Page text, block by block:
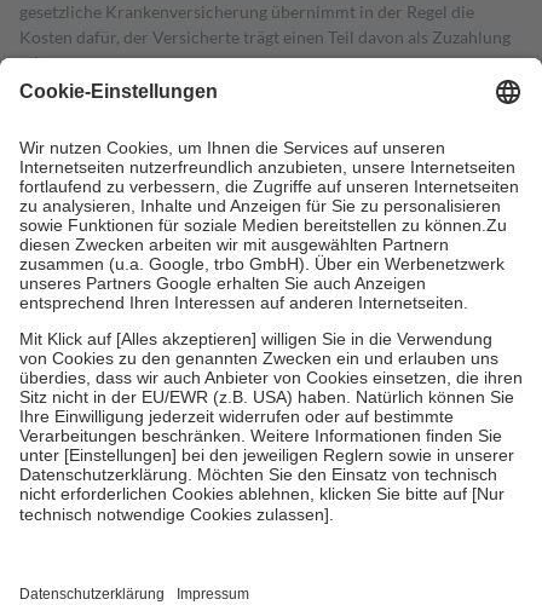
gesetzliche Krankenversicherung übernimmt in der Regel die
Kosten dafür, der Versicherte trägt einen Teil davon als Zuzahlung
mit.
Grundsätzlich leisten Mitglieder Zuzahlungen in Höhe von zehn
höchstens zehn Euro.
Es sind jedoch nie mehr als die tatsächlichen
Kosten der Leistung zu entrichten.
Diese Regeln gelten grundsätzlich auch für Online-Apotheken.
Bei Heilmitteln und häuslicher Krankenpflege beträgt die
Zuzahlung zehn Prozent der Kosten sowie zehn Euro je
Verordnung.
Um das Engagement der Versicherten für ihre eigene Gesundheit zu
stärken und die besondere Stellung der Familie zu unterstützen,
fallenkeine Zuzahlungenan bei:
• Kindern und Jugendlichen bis zum vollendeten 18. Lebensjahr
mit Ausnahme der Fahrkosten
• Untersuchungen zur Vorsorge und Früherkennung, die von der
GKV getragen werden
• empfohlenen Schutzimpfungen
• Harn- und Blutteststreifen
getroffen, um sicherzustellen, dass es sich um echte Bewertungen